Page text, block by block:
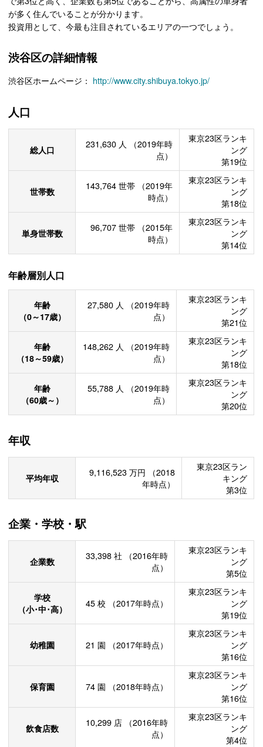
が多く住んでいることが分かります。
投資用として、今最も注目されているエリアの一つでしょう。
渋谷区の詳細情報
渋谷区ホームページ： http://www.city.shibuya.tokyo.jp/
人口
総人口 231,630 人
（2019年時
点）
東京23区ランキ
ング
第19位
世帯数 143,764 世帯
（2019年
時点）
東京23区ランキ
ング
第18位
単身世帯数 96,707 世帯
（2015年
時点）
東京23区ランキ
ング
第14位
年齢層別人口
年齢
（0～17歳）
27,580 人
（2019年時
点）
東京23区ランキ
ング
第21位
年齢
（18～59歳）
148,262 人
（2019年時
点）
東京23区ランキ
ング
第18位
年齢
（60歳～）
55,788 人
（2019年時
点）
東京23区ランキ
ング
第20位
年収
平均年収 9,116,523 万円
（2018
年時点）
東京23区ラン
キング
第3位
企業・学校・駅
企業数 33,398 社
（2016年時
点）
東京23区ランキ
ング
第5位
学校
（小･中･高）
45 校 （2017年時点）
東京23区ランキ
ング
第19位
幼稚園 21 園 （2017年時点）
東京23区ランキ
ング
第16位
保育園 74 園 （2018年時点）
東京23区ランキ
ング
第16位
飲食店数 10,299 店
（2016年時
点）
東京23区ランキ
ング
第4位